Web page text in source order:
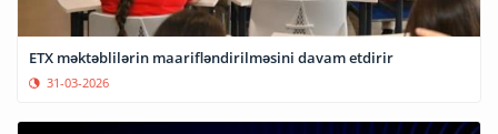
ETX məktəblilərin maarifləndirilməsini davam etdirir
31-03-2026